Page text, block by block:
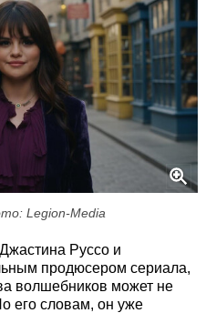
Legion-Media
Руссо и
продюсером сериала,
волшебников может не
его словам, он уже